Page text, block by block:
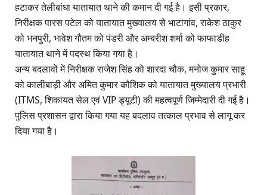
हटाकर तेलीबांधा यातायात थाने की कमान दी गई है। इसी प्रकार,
निरीक्षक पारस पटेल को यातायात मुख्यालय से भाटागांव, राकेश ठाकुर
को भनपुरी, भावेश गौतम को पंडरी और अम्बरीश शर्मा को फाफाडीह
यातायात थाने में पदस्थ किया गया है।
​अन्य बदलावों में निरीक्षक राजेश सिंह को शारदा चौक, मनोज कुमार साहू
को कालीबाड़ी और अमित कुमार कौशिक को यातायात मुख्यालय प्रभारी
(ITMS, शिकायत सेल एवं VIP ड्यूटी) की महत्वपूर्ण जिम्मेदारी दी गई है।
पुलिस प्रशासन द्वारा किया गया यह बदलाव तत्काल प्रभाव से लागू कर
दिया गया है।